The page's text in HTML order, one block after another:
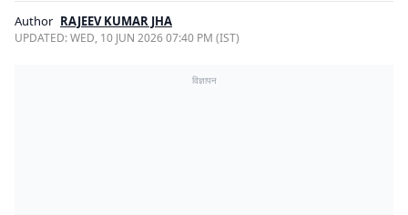
Author RAJEEV KUMAR JHA
UPDATED:WED, 10 JUN 2026 07:40 PM (IST)
विज्ञापन